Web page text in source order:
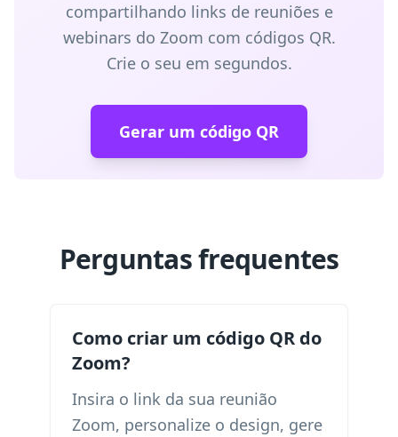
compartilhando links de reuniões e
webinars do Zoom com códigos QR.
Crie o seu em segundos.
Gerar um código QR
Perguntas frequentes
Como criar um código QR do
Zoom?
Insira o link da sua reunião
Zoom, personalize o design, gere